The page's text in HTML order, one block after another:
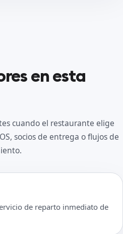
en esta
cuando el restaurante elige
socios de entrega o flujos de
de reparto inmediato de